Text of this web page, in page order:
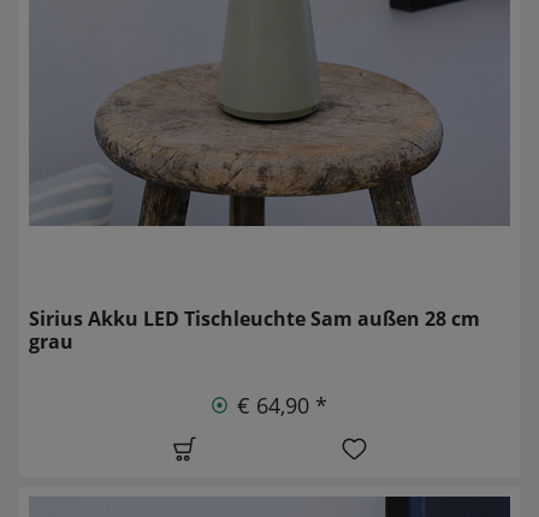
Sirius Akku LED Tischleuchte Sam außen 28 cm
grau
€ 64,90 *